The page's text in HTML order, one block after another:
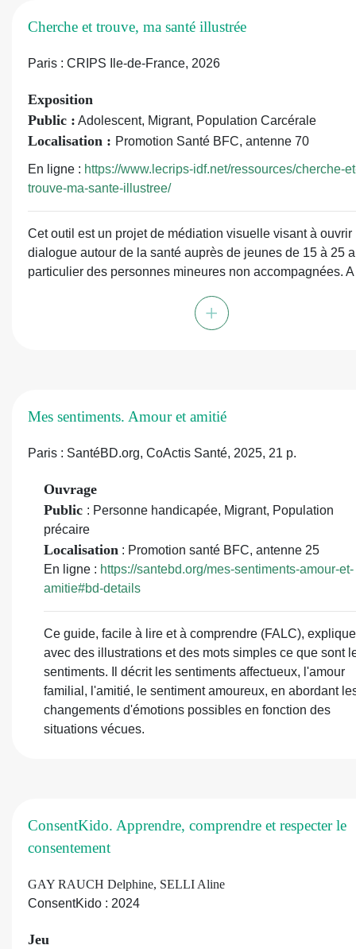
leurs habitudes de vie.
des jeunes 18-25 ans » est d'outiller les professionnel·les
du public visé.
Pour ce faire, le guide propose :
des explications des concepts liés à la santé
jeunes
des conseils sur la posture
d’une fiche personnage, à remplir à chaque séance
et des outils en annexe
Cherche et trouve, ma santé illustrée
Paris : CRIPS Ile-de-France, 2026
Exposition
Public : Adolescent, Migrant, Population Carcérale
Localisation : Promotion Santé BFC, antenne 70
En ligne : https://www.lecrips-idf.net/ressources/cherche-
trouve-ma-sante-illustree/
Cet outil est un projet de médiation visuelle visant à ouvrir
dialogue autour de la santé auprès de jeunes de 15 à 25
particulier des personnes mineures non accompagnées. A
sexuelle, de la santé mentale, de l'égalité femmes-
lutte contre les LGBTphobies et de la prévention des
également à renforcer les compétences psychosociales
de connaître leurs droits, d'identifier les ressources
d'adopter des comportements favorables à leur santé.
Collation : 6 posters en couleur, 1 guide d'animation de 36
+
Mes sentiments. Amour et amitié
Paris : SantéBD.org, CoActis Santé, 2025, 21 p.
Ouvrage
Public : Personne handicapée, Migrant, Population
précaire
Localisation : Promotion santé BFC, antenne 25
En ligne : https://santebd.org/mes-sentiments-amour-et-
amitie#bd-details
Ce guide, facile à lire et à comprendre (FALC), explique
avec des illustrations et des mots simples ce que sont
sentiments. Il décrit les sentiments affectueux, l'amour
familial, l'amitié, le sentiment amoureux, en abordant
changements d'émotions possibles en fonction des
situations vécues.
ConsentKido. Apprendre, comprendre et respecter le
consentement
GAY RAUCH Delphine, SELLI Aline
ConsentKido : 2024
Jeu